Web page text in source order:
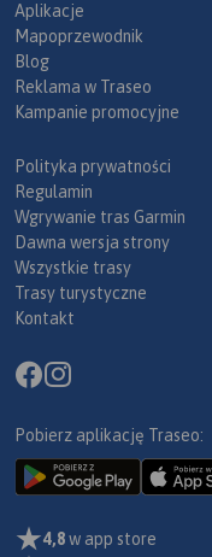
Aplikacje
Mapoprzewodnik
Blog
Reklama w Traseo
Kampanie promocyjne
Polityka prywatności
Regulamin
Wgrywanie tras Garmin
Dawna wersja strony
Wszystkie trasy
Trasy turystyczne
Kontakt
Pobierz aplikację Traseo:
4,8w app store